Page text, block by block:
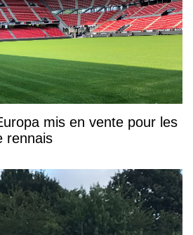
mis en vente pour les
rennais